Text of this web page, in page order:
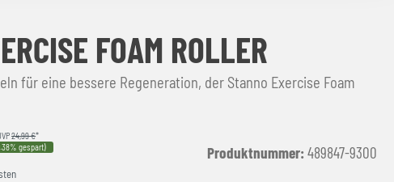
FOAM ROLLER
für eine bessere Regeneration, der Stanno Exercise Foam
24,99 €*
gespart)
Produktnummer: 489847-9300